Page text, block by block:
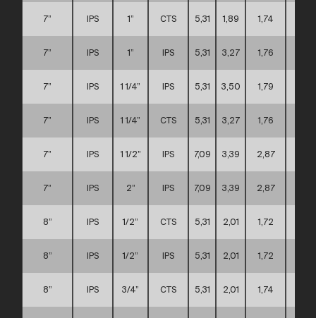
7” IPS 1” CTS 5,31 1,89 1,74
7” IPS 1” IPS 5,31 3,27 1,76
7” IPS 1 1/4” IPS 5,31 3,50 1,79
7” IPS 1 1/4” CTS 5,31 3,27 1,76
7” IPS 1 1/2” IPS 7,09 3,39 2,87
7” IPS 2” IPS 7,09 3,39 2,87
8” IPS 1/2” CTS 5,31 2,01 1,72
8” IPS 1/2” IPS 5,31 2,01 1,72
8” IPS 3/4” CTS 5,31 2,01 1,74